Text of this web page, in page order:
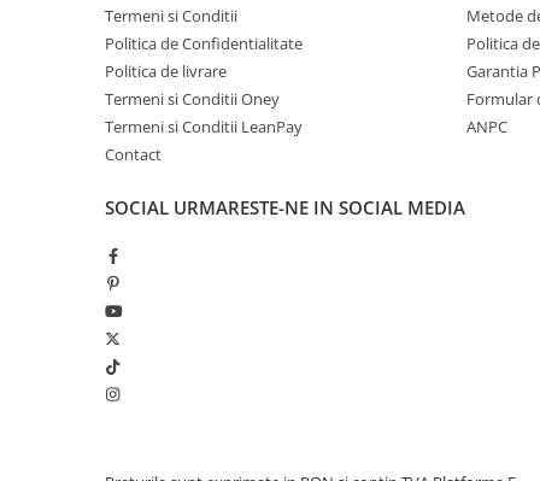
Termeni si Conditii
Politica de Confidentialitate
Politica de livrare
Termeni si Conditii Oney
Termeni si Conditii LeanPay
Contact
Metode
Politica
Garantia
Formular
ANPC
SOCIAL URMARESTE-NE IN SOCIAL MEDIA